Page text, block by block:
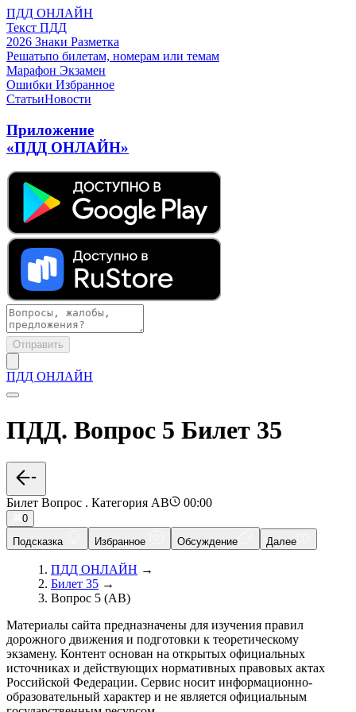
ПДД ОНЛАЙН
Текст ПДД
2026 Знаки Разметка
Решатьпо билетам, номерам или темам
Марафон Экзамен
Ошибки Избранное
СтатьиНовости
Приложение
«ПДД ОНЛАЙН»
Отправить
ПДД ОНЛАЙН
ПДД. Вопрос 5 Билет 35
Билет Вопрос . Категория AB 00:00
0
Подсказка
Избранное Обсуждение Далее
ПДД ОНЛАЙН →
Билет 35 →
Вопрос 5 (AB)
Материалы сайта предназначены для изучения правил
дорожного движения и подготовки к теоретическому
экзамену. Контент основан на открытых официальных
источниках и действующих нормативных правовых актах
Российской Федерации. Сервис носит информационно-
образовательный характер и не является официальным